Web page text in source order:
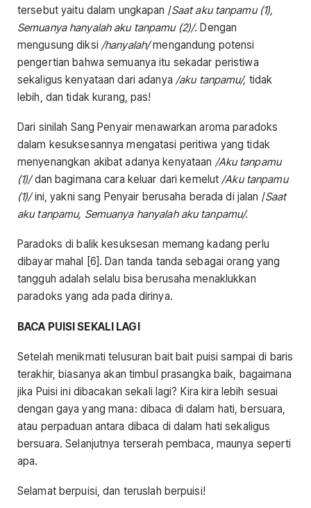
tersebut yaitu dalam ungkapan /Saat aku tanpamu (1),
Semuanya hanyalah aku tanpamu (2)/. Dengan
mengusung diksi /hanyalah/mengandung potensi
pengertian bahwa semuanya itu sekadar peristiwa
sekaligus kenyataan dari adanya /aku tanpamu/, tidak
lebih, dan tidak kurang, pas!
Dari sinilah Sang Penyair menawarkan aroma paradoks
dalam kesuksesannya mengatasi peritiwa yang tidak
menyenangkan akibat adanya kenyataan /Aku tanpamu
(1)/dan bagimana cara keluar dari kemelut/Aku tanpamu
(1)/ini, yakni sang Penyair berusaha berada di jalan /Saat
aku tanpamu, Semuanya hanyalah aku tanpamu/.
Paradoks di balik kesuksesan memang kadang perlu
dibayar mahal [6]. Dan tanda tanda sebagai orang yang
tangguh adalah selalu bisa berusaha menaklukkan
paradoks yang ada pada dirinya.
BACA PUISI SEKALI LAGI
Setelah menikmati telusuran bait bait puisi sampai di baris
terakhir, biasanya akan timbul prasangka baik, bagaimana
jika Puisi ini dibacakan sekali lagi? Kira kira lebih sesuai
dengan gaya yang mana: dibaca di dalam hati, bersuara,
atau perpaduan antara dibaca di dalam hati sekaligus
bersuara. Selanjutnya terserah pembaca, maunya seperti
apa.
Selamat berpuisi, dan teruslah berpuisi!